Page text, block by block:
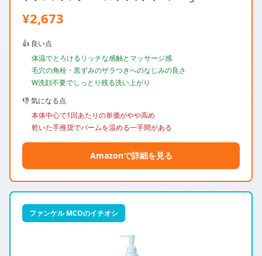
¥2,673
👍 良い点
体温でとろけるリッチな感触とマッサージ感
毛穴の角栓・黒ずみのザラつきへのなじみの良さ
W洗顔不要でしっとり残る洗い上がり
👎 気になる点
本体中心で1回あたりの単価がやや高め
乾いた手推奨でバームを温める一手間がある
Amazonで詳細を見る
ファンケル MCOのイチオシ